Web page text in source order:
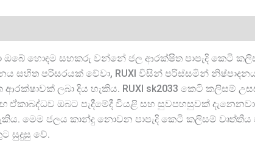
හොඳම සහකරු වන්නේ ජල ආරක්ෂිත පාපැදි කෙටි කලිසම්
සහිත පරිසරයක් වේවා, RUXI විසින් පරිස්සමින්
ආරක්ෂාවක් ලබා දිය හැකිය. RUXI sk2033 කෙටි කලිසම්
ඒකාබද්ධව ඔබට පැදීමේදී වියළි සහ සුවපහසුවක්
මෙම ජලය කාන්දු නොවන පාපැදි කෙටි කලිසම් වෘත්තීය
සුදුසු වේ.